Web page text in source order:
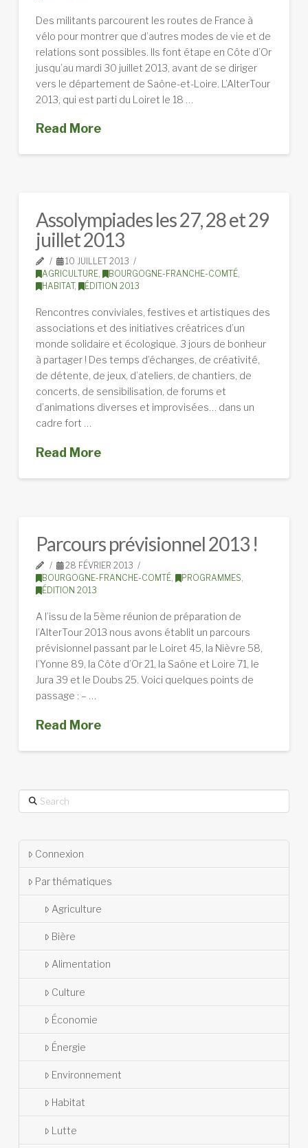
Des militants parcourent les routes de France à
vélo pour montrer que d’autres modes de vie et de
relations sont possibles. Ils font étape en Côte d’Or
jusqu’au mardi 30 juillet 2013, avant de se diriger
vers le département de Saône-et-Loire. L’AlterTour
2013, qui est parti du Loiret le 18 …
Read More
Assolympiades les 27, 28 et 29
juillet 2013
10 JUILLET 2013
AGRICULTURE, BOURGOGNE-FRANCHE-COMTÉ,
HABITAT, ÉDITION 2013
Rencontres conviviales, festives et artistiques des
associations et des initiatives créatrices d’un
monde solidaire et écologique. 3 jours de bonheur
à partager ! Des temps d’échanges, de créativité,
de détente, de jeux, d’ateliers, de chantiers, de
concerts, de sensibilisation, de forums et
d’animations diverses et improvisées… dans un
cadre fort …
Read More
Parcours prévisionnel 2013 !
28 FÉVRIER 2013
BOURGOGNE-FRANCHE-COMTÉ, PROGRAMMES
ÉDITION 2013
A l’issu de la 5ème réunion de préparation de
l’AlterTour 2013 nous avons établit un parcours
prévisionnel passant par le Loiret 45, la Nièvre 58,
l’Yonne 89, la Côte d’Or 21, la Saône et Loire 71, le
Jura 39 et le Doubs 25. Voici quelques points de
passage : – …
Read More
Search
Connexion
Par thématiques
Agriculture
Bière
Alimentation
Culture
Économie
Énergie
Environnement
Habitat
Lutte